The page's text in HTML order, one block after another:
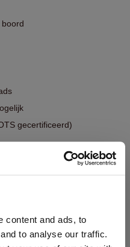
content and ads, to
to analyse our traffic.
gecertificeerd)
Nederland (€). Wilt u uw